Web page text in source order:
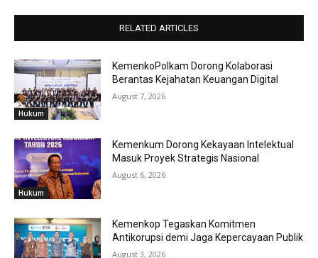
RELATED ARTICLES
Hukum
KemenkoPolkam Dorong Kolaborasi
Berantas Kejahatan Keuangan Digital
August 7, 2026
Hukum
Kemenkum Dorong Kekayaan Intelektual
Masuk Proyek Strategis Nasional
August 6, 2026
Kemenkop Tegaskan Komitmen
Antikorupsi demi Jaga Kepercayaan Publik
August 3, 2026